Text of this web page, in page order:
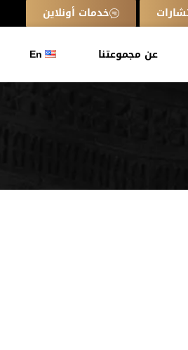
خدمات أونلاين
عن مجموعتنا En